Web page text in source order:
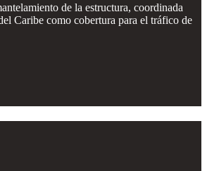
de la estructura, coordinada
Caribe como cobertura para el tráfico de